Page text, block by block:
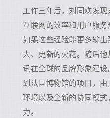
工作三年后，刘同欢发
互联网的效率和用户服务
如果这些经验能更多输
大、更新的火花。随后
讯在全球的品牌形象建
到法国博物馆的项目，
环境以及全新的协同模
力。